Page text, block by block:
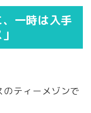
一時は入手
のティーメゾンで